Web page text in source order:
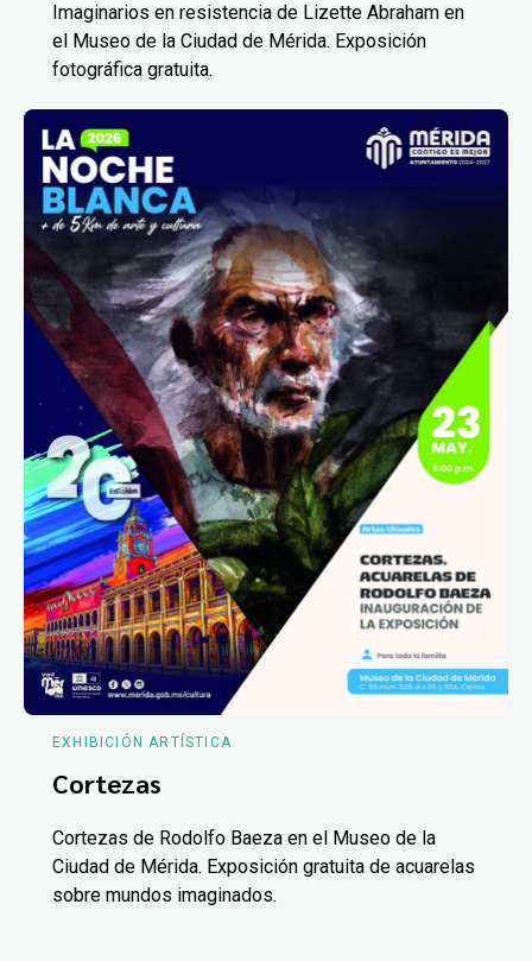
Imaginarios en resistencia de Lizette Abraham en
el Museo de la Ciudad de Mérida. Exposición
fotográfica gratuita.
EXHIBICIÓN ARTÍSTICA
Cortezas
Cortezas de Rodolfo Baeza en el Museo de la
Ciudad de Mérida. Exposición gratuita de acuarelas
sobre mundos imaginados.